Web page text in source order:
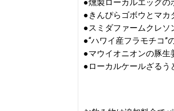
●燻製ローカルエッグの
●きんぴらゴボウとマカ
●スミダファームクレソ
●“ハワイ産フラモチコ”
●マウイオニオンの豚生
●ローカルケールざるう